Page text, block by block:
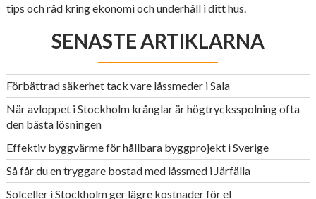
tips och råd kring ekonomi och underhåll i ditt hus.
SENASTE ARTIKLARNA
Förbättrad säkerhet tack vare låssmeder i Sala
När avloppet i Stockholm krånglar är högtrycksspolning ofta
den bästa lösningen
Effektiv byggvärme för hållbara byggprojekt i Sverige
Så får du en tryggare bostad med låssmed i Järfälla
Solceller i Stockholm ger lägre kostnader för el